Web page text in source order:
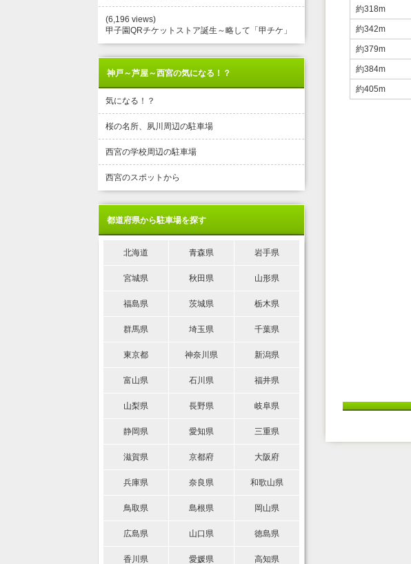
約318m
約342m
約379m
約384m
約405m
(6,196 views)
甲子園QRチケットストア誕生～略して「甲チケ」
神戸～芦屋～西宮の気になる！？
気になる！？
桜の名所、夙川周辺の駐車場
西宮の学校周辺の駐車場
西宮のスポットから
都道府県から駐車場を探す
北海道 青森県 岩手県
宮城県 秋田県 山形県
福島県 茨城県 栃木県
群馬県 埼玉県 千葉県
東京都 神奈川県 新潟県
富山県 石川県 福井県
山梨県 長野県 岐阜県
静岡県 愛知県 三重県
滋賀県 京都府 大阪府
兵庫県 奈良県 和歌山県
鳥取県 島根県 岡山県
広島県 山口県 徳島県
香川県 愛媛県 高知県